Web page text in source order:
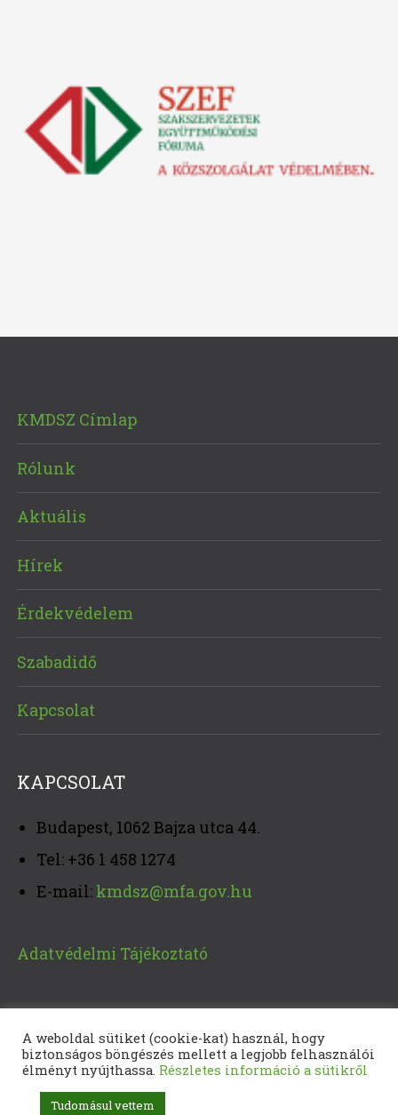
KMDSZ Címlap
Rólunk
Aktuális
Hírek
Érdekvédelem
Szabadidő
Kapcsolat
KAPCSOLAT
Budapest, 1062 Bajza utca 44.
Tel: +36 1 458 1274
E-mail: kmdsz@mfa.gov.hu
Adatvédelmi Tájékoztató
A weboldal sütiket (cookie-kat) használ, hogy
biztonságos böngészés mellett a legjobb felhasználói
élményt nyújthassa. Részletes információ a sütikről
Tudomásul vettem